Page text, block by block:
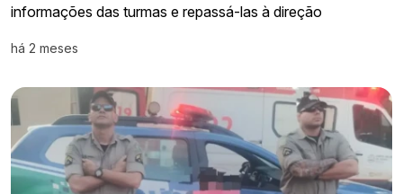
informações das turmas e repassá-las à direção
há 2 meses